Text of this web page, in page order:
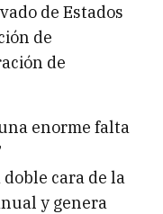
de Estados
de
de
enorme falta
cara de la
y genera